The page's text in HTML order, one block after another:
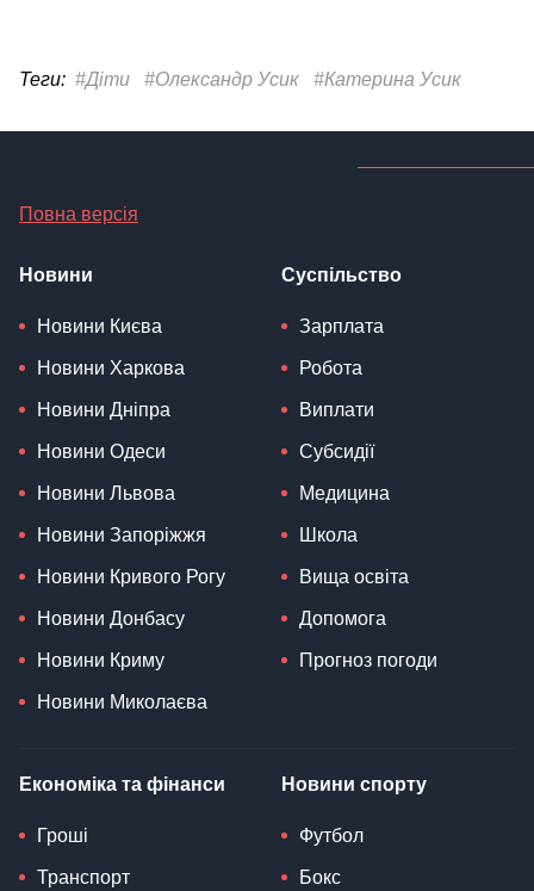
Теги: #Діти #Олександр Усик #Катерина Усик
Повна версія
Новини
Новини Києва
Новини Харкова
Новини Дніпра
Новини Одеси
Новини Львова
Новини Запоріжжя
Новини Кривого Рогу
Новини Донбасу
Новини Криму
Новини Миколаєва
Суспільство
Зарплата
Робота
Виплати
Субсидії
Медицина
Школа
Вища освіта
Допомога
Прогноз погоди
Економіка та фінанси
Гроші
Транспорт
Новини спорту
Футбол
Бокс